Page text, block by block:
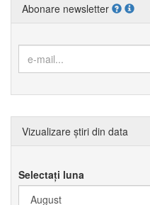
Abonare newsletter
Vizualizare știri din data
Selectați luna